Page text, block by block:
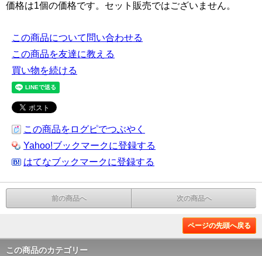
価格は1個の価格です。セット販売ではございません。
この商品について問い合わせる
この商品を友達に教える
買い物を続ける
この商品をログピでつぶやく
Yahoo!ブックマークに登録する
はてなブックマークに登録する
前の商品へ 次の商品へ
ページの先頭へ戻る
この商品のカテゴリー